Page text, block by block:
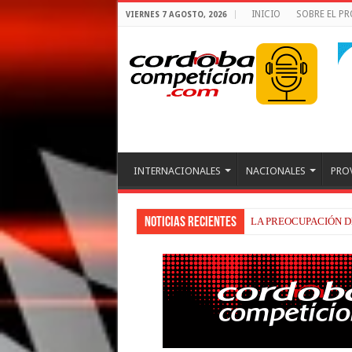
VIERNES 7 AGOSTO, 2026 INICIO SOBRE EL
INTERNACIONALES NACIONALES
Noticias recientes LA PREOCUPACIÓN
BEZZECCHI,